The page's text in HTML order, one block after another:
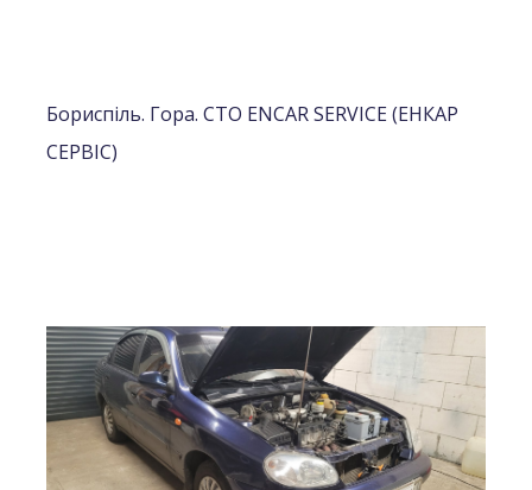
Бориспіль. Гора. СТО ENCAR SERVICE (ЕНКАР
СЕРВІС)